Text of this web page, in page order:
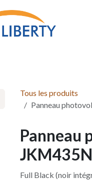
Tous les produits
Panneau
Panneau
Full Black (noir